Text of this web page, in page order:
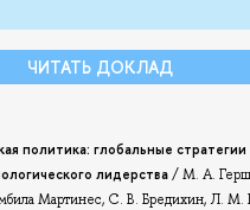
ЧИТАТЬ ДОКЛАД
политика: глобальные стратегии
лидерства/ М. А.
Мартинес, С. В. Бредихин, Л. М.